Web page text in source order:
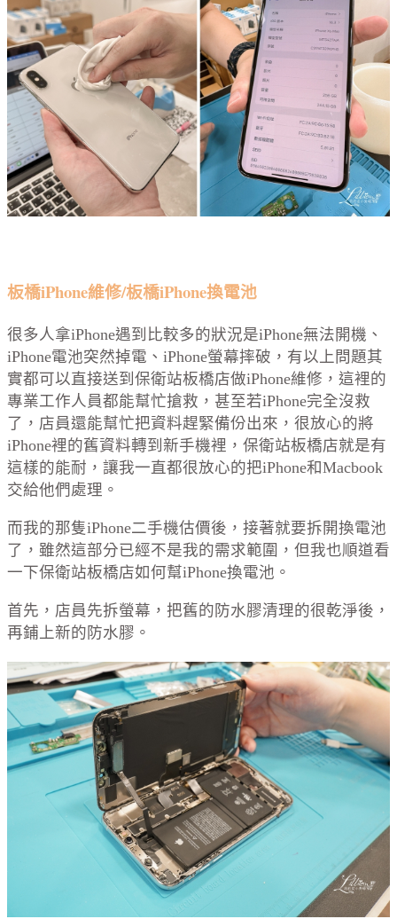
板橋iPhone維修/板橋iPhone換電池
很多人拿iPhone遇到比較多的狀況是iPhone無法開機、
iPhone電池突然掉電、iPhone螢幕摔破，有以上問題其
實都可以直接送到保衛站板橋店做iPhone維修，這裡的
專業工作人員都能幫忙搶救，甚至若iPhone完全沒救
了，店員還能幫忙把資料趕緊備份出來，很放心的將
iPhone裡的舊資料轉到新手機裡，保衛站板橋店就是有
這樣的能耐，讓我一直都很放心的把iPhone和Macbook
交給他們處理。
而我的那隻iPhone二手機估價後，接著就要拆開換電池
了，雖然這部分已經不是我的需求範圍，但我也順道看
一下保衛站板橋店如何幫iPhone換電池。
首先，店員先拆螢幕，把舊的防水膠清理的很乾淨後，
再鋪上新的防水膠。